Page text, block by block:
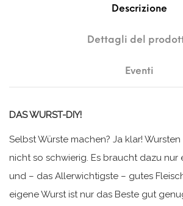
Descrizione
Dettagli del
Eventi
DAS WURST-DIY!
Selbst Würste machen? Ja klar!
nicht so schwierig. Es braucht dazu nur
und – das Allerwichtigste – gutes
eigene Wurst ist nur das Beste gut